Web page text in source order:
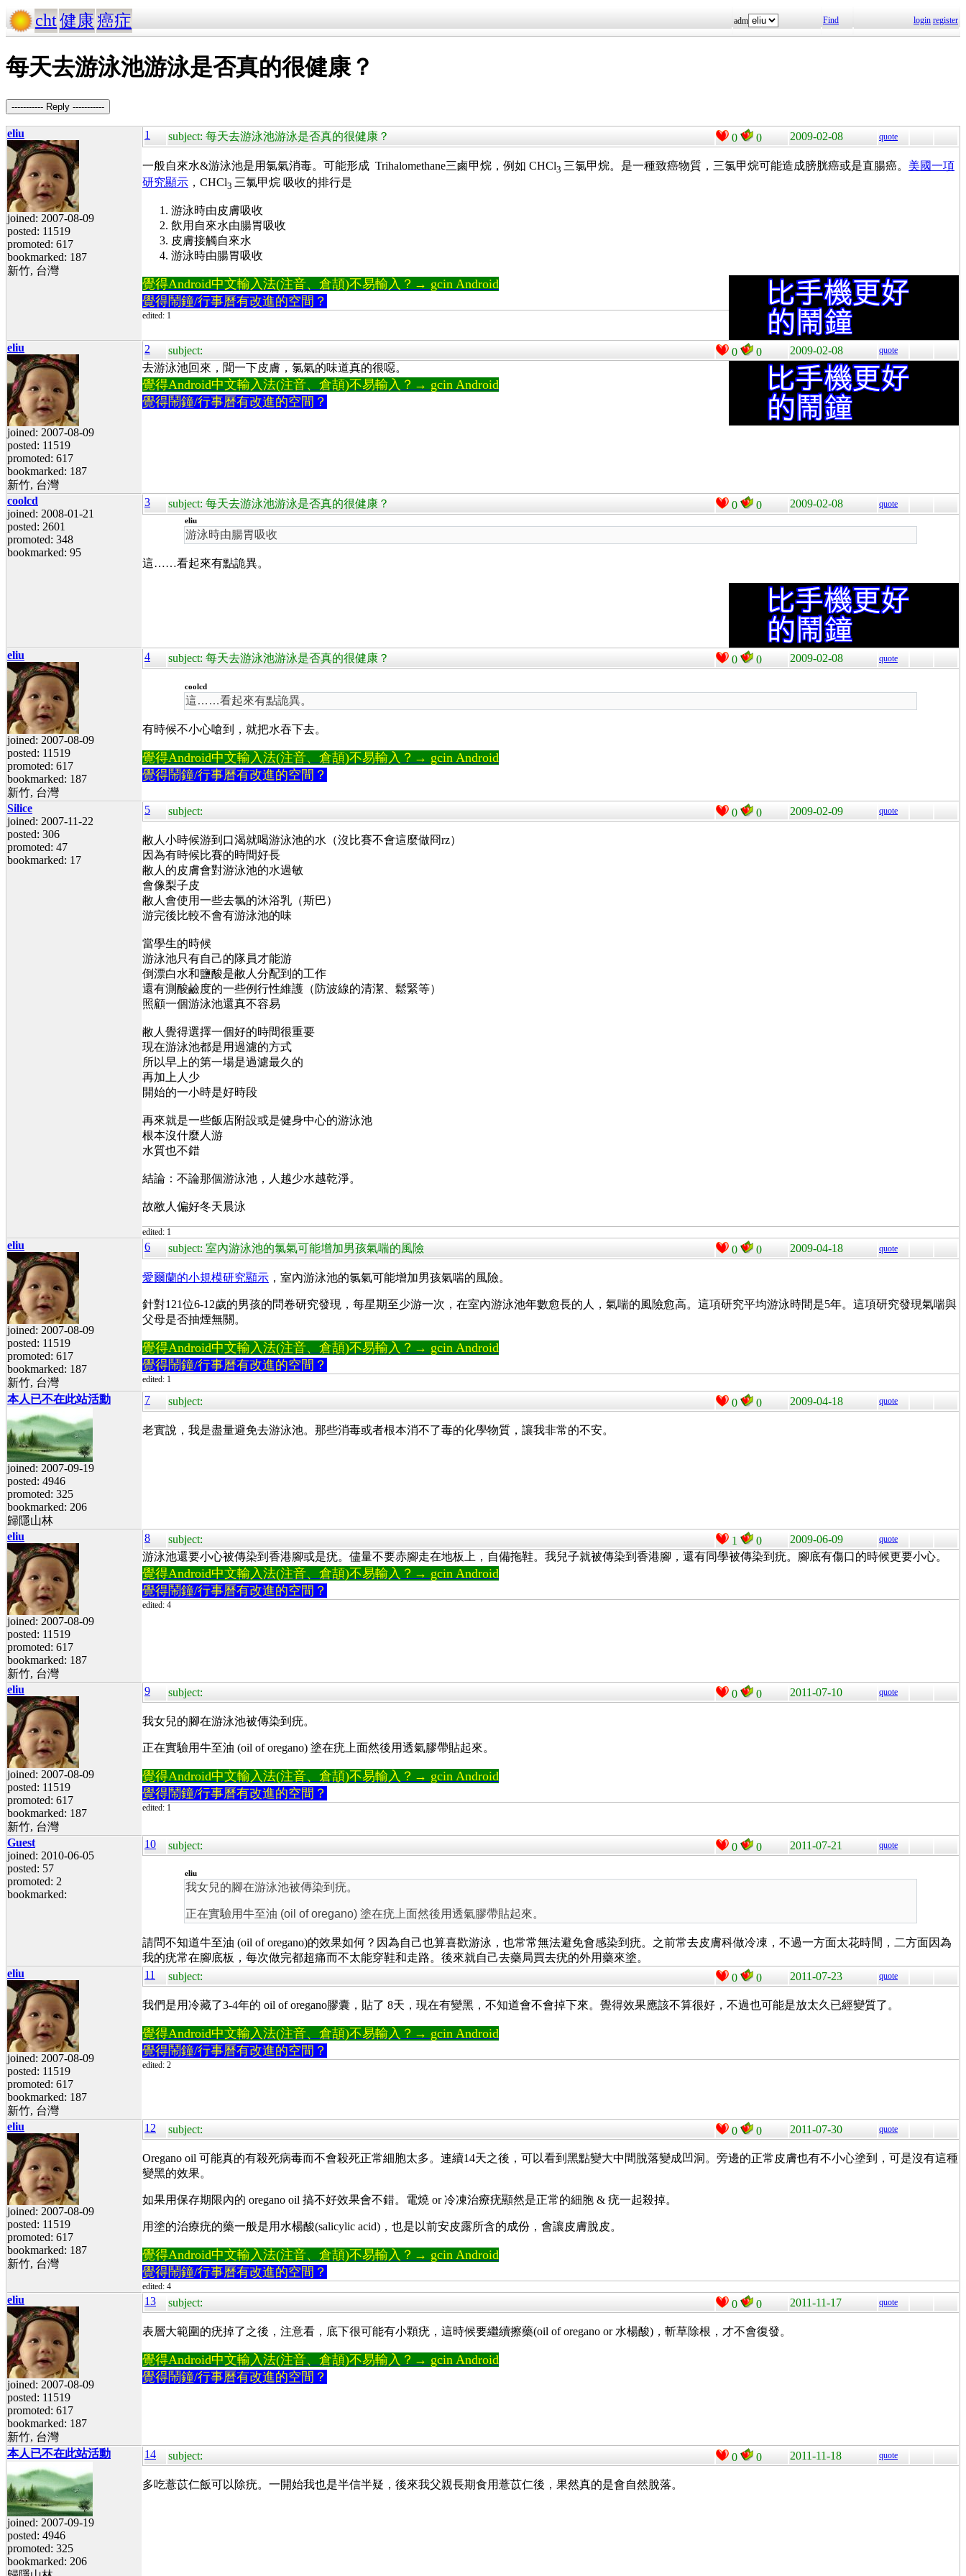
cht健康癌症 adm Find login register
每天去游泳池游泳是否真的很健康？
----------- Reply -----------
eliu
joined: 2007-08-09
posted: 11519
promoted: 617
bookmarked: 187
新竹, 台灣
1 subject: 每天去游泳池游泳是否真的很健康？ 0 0 2009-02-08 quote
一般自來水&游泳池是用氯氣消毒。可能形成 Trihalomethane三鹵甲烷，例如 CHCl3 三氯甲烷。是一種致癌物質，三氯甲烷可能造成膀胱癌或是直腸癌。 美國一項
研究顯示 ，CHCl3 三氯甲烷 吸收的排行是
游泳時由皮膚吸收
飲用自來水由腸胃吸收
皮膚接觸自來水
游泳時由腸胃吸收
覺得Android中文輸入法(注音、倉頡)不易輸入？→ gcin Android
覺得鬧鐘/行事曆有改進的空間？
edited: 1
eliu
joined: 2007-08-09
posted: 11519
promoted: 617
bookmarked: 187
新竹, 台灣
2 subject: 0 0 2009-02-08 quote
去游泳池回來，聞一下皮膚，氯氣的味道真的很噁。
覺得Android中文輸入法(注音、倉頡)不易輸入？→ gcin Android
覺得鬧鐘/行事曆有改進的空間？
coolcd
joined: 2008-01-21
posted: 2601
promoted: 348
bookmarked: 95
3 subject: 每天去游泳池游泳是否真的很健康？ 0 0 2009-02-08 quote
eliu
游泳時由腸胃吸收
這……看起來有點詭異。
eliu
joined: 2007-08-09
posted: 11519
promoted: 617
bookmarked: 187
新竹, 台灣
4 subject: 每天去游泳池游泳是否真的很健康？ 0 0 2009-02-08 quote
coolcd
這……看起來有點詭異。
有時候不小心嗆到，就把水吞下去。
覺得Android中文輸入法(注音、倉頡)不易輸入？→ gcin Android
覺得鬧鐘/行事曆有改進的空間？
Silice
joined: 2007-11-22
posted: 306
promoted: 47
bookmarked: 17
5 subject: 0 0 2009-02-09 quote
敝人小時候游到口渴就喝游泳池的水（沒比賽不會這麼做冏rz）
因為有時候比賽的時間好長
敝人的皮膚會對游泳池的水過敏
會像梨子皮
敝人會使用一些去氯的沐浴乳（斯巴）
游完後比較不會有游泳池的味
當學生的時候
游泳池只有自己的隊員才能游
倒漂白水和鹽酸是敝人分配到的工作
還有測酸鹼度的一些例行性維護（防波線的清潔、鬆緊等）
照顧一個游泳池還真不容易
敝人覺得選擇一個好的時間很重要
現在游泳池都是用過濾的方式
所以早上的第一場是過濾最久的
再加上人少
開始的一小時是好時段
再來就是一些飯店附設或是健身中心的游泳池
根本沒什麼人游
水質也不錯
結論：不論那個游泳池，人越少水越乾淨。
故敝人偏好冬天晨泳
edited: 1
eliu
joined: 2007-08-09
posted: 11519
promoted: 617
bookmarked: 187
新竹, 台灣
6 subject: 室內游泳池的氯氣可能增加男孩氣喘的風險 0 0 2009-04-18 quote
愛爾蘭的小規模研究顯示 ，室內游泳池的氯氣可能增加男孩氣喘的風險。
針對121位6-12歲的男孩的問卷研究發現，每星期至少游一次，在室內游泳池年數愈長的人，氣喘的風險愈高。這項研究平均游泳時間是5年。這項研究發現氣喘與
父母是否抽煙無關。
覺得Android中文輸入法(注音、倉頡)不易輸入？→ gcin Android
覺得鬧鐘/行事曆有改進的空間？
edited: 1
本人已不在此站活動
joined: 2007-09-19
posted: 4946
promoted: 325
bookmarked: 206
歸隱山林
7 subject: 0 0 2009-04-18 quote
老實說，我是盡量避免去游泳池。那些消毒或者根本消不了毒的化學物質，讓我非常的不安。
eliu
joined: 2007-08-09
posted: 11519
promoted: 617
bookmarked: 187
新竹, 台灣
8 subject: 1 0 2009-06-09 quote
游泳池還要小心被傳染到香港腳或是疣。儘量不要赤腳走在地板上，自備拖鞋。我兒子就被傳染到香港腳，還有同學被傳染到疣。腳底有傷口的時候更要小心。
覺得Android中文輸入法(注音、倉頡)不易輸入？→ gcin Android
覺得鬧鐘/行事曆有改進的空間？
edited: 4
eliu
joined: 2007-08-09
posted: 11519
promoted: 617
bookmarked: 187
新竹, 台灣
9 subject: 0 0 2011-07-10 quote
我女兒的腳在游泳池被傳染到疣。
正在實驗用牛至油 (oil of oregano) 塗在疣上面然後用透氣膠帶貼起來。
覺得Android中文輸入法(注音、倉頡)不易輸入？→ gcin Android
覺得鬧鐘/行事曆有改進的空間？
edited: 1
Guest
joined: 2010-06-05
posted: 57
promoted: 2
bookmarked:
10 subject: 0 0 2011-07-21 quote
eliu
我女兒的腳在游泳池被傳染到疣。
正在實驗用牛至油 (oil of oregano) 塗在疣上面然後用透氣膠帶貼起來。
請問不知道牛至油 (oil of oregano)的效果如何？因為自己也算喜歡游泳，也常常無法避免會感染到疣。之前常去皮膚科做冷凍，不過一方面太花時間，二方面因為
我的疣常在腳底板，每次做完都超痛而不太能穿鞋和走路。後來就自己去藥局買去疣的外用藥來塗。
eliu
joined: 2007-08-09
posted: 11519
promoted: 617
bookmarked: 187
新竹, 台灣
11 subject: 0 0 2011-07-23 quote
我們是用冷藏了3-4年的 oil of oregano膠囊，貼了 8天，現在有變黑，不知道會不會掉下來。覺得效果應該不算很好，不過也可能是放太久已經變質了。
覺得Android中文輸入法(注音、倉頡)不易輸入？→ gcin Android
覺得鬧鐘/行事曆有改進的空間？
edited: 2
eliu
joined: 2007-08-09
posted: 11519
promoted: 617
bookmarked: 187
新竹, 台灣
12 subject: 0 0 2011-07-30 quote
Oregano oil 可能真的有殺死病毒而不會殺死正常細胞太多。連續14天之後，可以看到黑點變大中間脫落變成凹洞。旁邊的正常皮膚也有不小心塗到，可是沒有這種
變黑的效果。
如果用保存期限內的 oregano oil 搞不好效果會不錯。電燒 or 冷凍治療疣顯然是正常的細胞 & 疣一起殺掉。
用塗的治療疣的藥一般是用水楊酸(salicylic acid)，也是以前安皮露所含的成份，會讓皮膚脫皮。
覺得Android中文輸入法(注音、倉頡)不易輸入？→ gcin Android
覺得鬧鐘/行事曆有改進的空間？
edited: 4
eliu
joined: 2007-08-09
posted: 11519
promoted: 617
bookmarked: 187
新竹, 台灣
13 subject: 0 0 2011-11-17 quote
表層大範圍的疣掉了之後，注意看，底下很可能有小顆疣，這時候要繼續擦藥(oil of oregano or 水楊酸)，斬草除根，才不會復發。
覺得Android中文輸入法(注音、倉頡)不易輸入？→ gcin Android
覺得鬧鐘/行事曆有改進的空間？
本人已不在此站活動
joined: 2007-09-19
posted: 4946
promoted: 325
bookmarked: 206
14 subject: 0 0 2011-11-18 quote
多吃薏苡仁飯可以除疣。一開始我也是半信半疑，後來我父親長期食用薏苡仁後，果然真的是會自然脫落。